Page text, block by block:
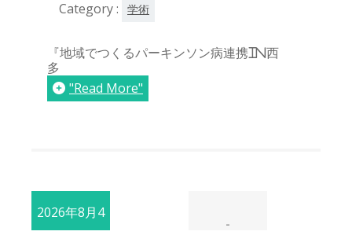
Category : 学術
『地域でつくるパーキンソン病連携in西
多
"Read More"
2026年8月4
-